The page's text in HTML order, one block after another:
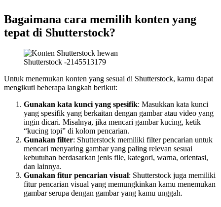
Bagaimana cara memilih konten yang
tepat di Shutterstock?
Shutterstock -2145513179
Untuk menemukan konten yang sesuai di Shutterstock, kamu dapat
mengikuti beberapa langkah berikut:
Gunakan kata kunci yang spesifik: Masukkan kata kunci
yang spesifik yang berkaitan dengan gambar atau video yang
ingin dicari. Misalnya, jika mencari gambar kucing, ketik
“kucing topi” di kolom pencarian.
Gunakan filter: Shutterstock memiliki filter pencarian untuk
mencari menyaring gambar yang paling relevan sesuai
kebutuhan berdasarkan jenis file, kategori, warna, orientasi,
dan lainnya.
Gunakan fitur pencarian visual: Shutterstock juga memiliki
fitur pencarian visual yang memungkinkan kamu menemukan
gambar serupa dengan gambar yang kamu unggah.